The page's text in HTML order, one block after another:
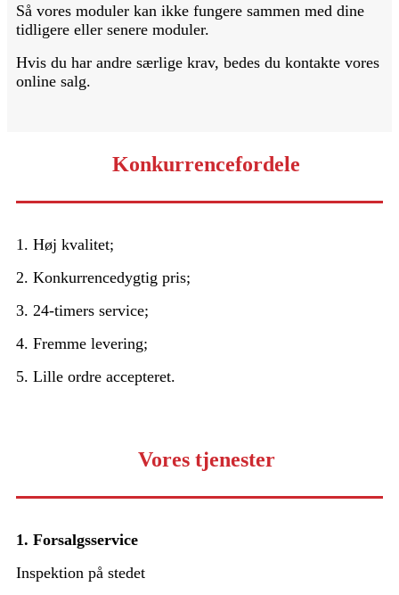
Så vores moduler kan ikke fungere sammen med dine
tidligere eller senere moduler.
Hvis du har andre særlige krav, bedes du kontakte vores
online salg.
Konkurrencefordele
1. Høj kvalitet;
2. Konkurrencedygtig pris;
3. 24-timers service;
4. Fremme levering;
5. Lille ordre accepteret.
Vores tjenester
1. Forsalgsservice
Inspektion på stedet